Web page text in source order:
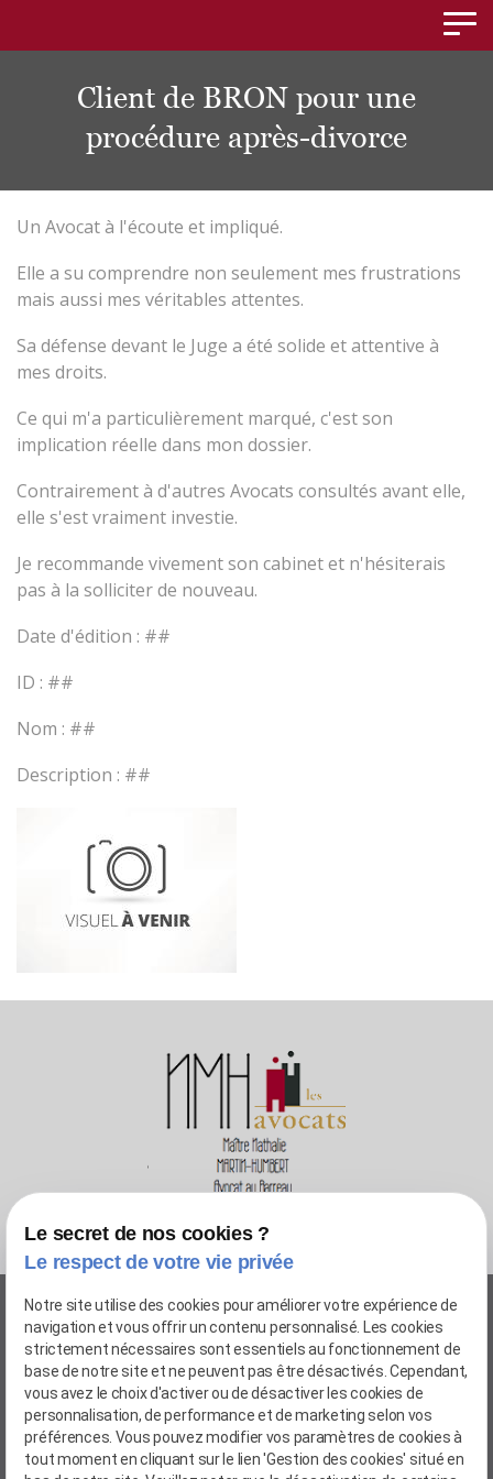
Client de BRON pour une
procédure après-divorce
Un Avocat à l'écoute et impliqué.
Elle a su comprendre non seulement mes frustrations
mais aussi mes véritables attentes.
Sa défense devant le Juge a été solide et attentive à
mes droits.
Ce qui m'a particulièrement marqué, c'est son
implication réelle dans mon dossier.
Contrairement à d'autres Avocats consultés avant elle,
elle s'est vraiment investie.
Je recommande vivement son cabinet et n'hésiterais
pas à la solliciter de nouveau.
Date d'édition : ##
ID : ##
Nom : ##
Description : ##
04 72 75 00 14
12 rue Dunoir - 69003 LYON
20 avenue Charles de Gaulle - 69780 MIONS
Newsletter
Inscription à la newsletter
Le secret de nos cookies ?
Le respect de votre vie privée
Notre site utilise des cookies pour améliorer votre expérience de
navigation et vous offrir un contenu personnalisé. Les cookies
strictement nécessaires sont essentiels au fonctionnement de
base de notre site et ne peuvent pas être désactivés. Cependant,
vous avez le choix d'activer ou de désactiver les cookies de
personnalisation, de performance et de marketing selon vos
préférences. Vous pouvez modifier vos paramètres de cookies à
tout moment en cliquant sur le lien 'Gestion des cookies' situé en